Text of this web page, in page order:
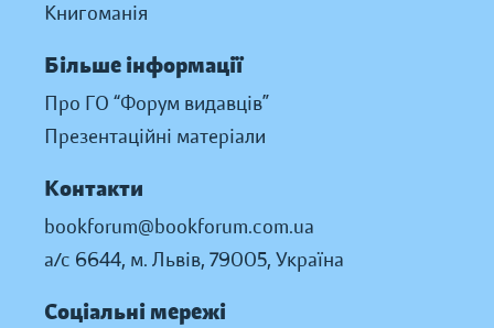
Книгоманія
Більше інформації
Про ГО “Форум видавців”
Презентаційні матеріали
Контакти
bookforum@bookforum.com.ua
а/с 6644, м. Львів, 79005, Україна
Соціальні мережі